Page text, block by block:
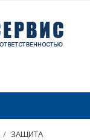
ЗАЩИТА